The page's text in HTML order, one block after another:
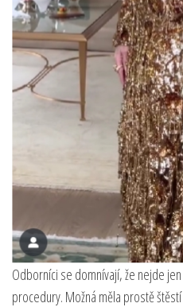
Odborníci se domnívají, že nejde
procedury. Možná měla prostě